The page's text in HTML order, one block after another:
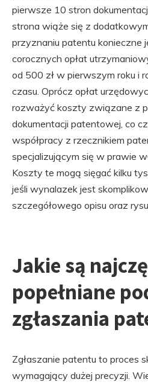
pierwsze 10 stron
strona wiąże się z
przyznaniu patentu konieczne
corocznych opłat
od 500 zł w pierwszym roku i
czasu. Oprócz opłat
rozważyć koszty związane z
dokumentacji patentowej, co
współpracy z rzecznikiem
specjalizującym się w prawie
Koszty te mogą sięgać kilku
jeśli wynalazek jest
szczegółowego opisu oraz
Jakie są
popełniane
zgłaszania
Zgłaszanie patentu to proces
wymagający dużej precyzji.